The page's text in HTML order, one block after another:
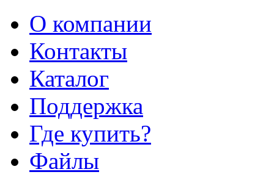
О компании
Контакты
Каталог
Поддержка
Где купить?
Файлы